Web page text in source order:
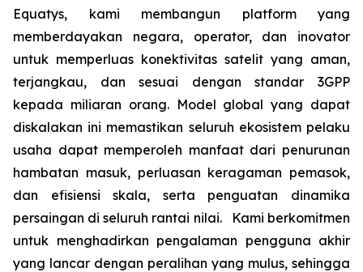
Equatys, kami membangun platform yang
memberdayakan negara, operator, dan inovator
untuk memperluas konektivitas satelit yang aman,
terjangkau, dan sesuai dengan standar 3GPP
kepada miliaran orang. Model global yang dapat
diskalakan ini memastikan seluruh ekosistem pelaku
usaha dapat memperoleh manfaat dari penurunan
hambatan masuk, perluasan keragaman pemasok,
dan efisiensi skala, serta penguatan dinamika
persaingan di seluruh rantai nilai. Kami berkomitmen
untuk menghadirkan pengalaman pengguna akhir
yang lancar dengan peralihan yang mulus, sehingga